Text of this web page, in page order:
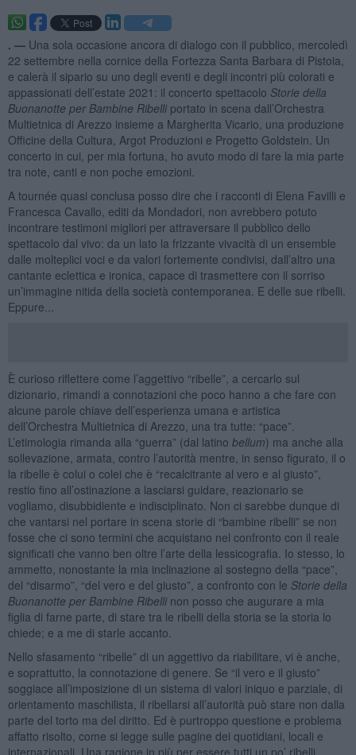
. — Una sola occasione ancora di dialogo con il pubblico, mercoledì
22 settembre nella cornice della Fortezza Santa Barbara di Pistoia,
e calerà il sipario su uno degli eventi e degli incontri più colorati e
appassionati dell’estate 2021: il concerto spettacolo Storie della
Buonanotte per Bambine Ribelliportato in scena dall’Orchestra
Multietnica di Arezzo insieme a Margherita Vicario, una produzione
Officine della Cultura, Argot Produzioni e Progetto Goldstein. Un
concerto in cui, per mia fortuna, ho avuto modo di fare la mia parte
tra note, canti e non poche emozioni.
A tournée quasi conclusa posso dire che i racconti di Elena Favilli e
Francesca Cavallo, editi da Mondadori, non avrebbero potuto
incontrare testimoni migliori per attraversare il pubblico dello
spettacolo dal vivo: da un lato la frizzante vivacità di un ensemble
dalle molteplici voci e da valori fortemente condivisi, dall’altro una
cantante eclettica e ironica, capace di trasmettere con il sorriso
un’immagine nitida della società contemporanea. E delle sue ribelli.
Eppure...
È curioso riflettere come l’aggettivo “ribelle”, a cercarlo sul
dizionario, rimandi a connotazioni che poco hanno a che fare con
alcune parole chiave dell’esperienza umana e artistica
dell’Orchestra Multietnica di Arezzo, una tra tutte: “pace”.
L’etimologia rimanda alla “guerra” (dal latino bellum) ma anche alla
sollevazione, armata, contro l’autorità mentre, in senso figurato, il o
la ribelle è colui o colei che è “recalcitrante al vero e al giusto”,
restio fino all’ostinazione a lasciarsi guidare, reazionario se
vogliamo, disubbidiente e indisciplinato. Non ci sarebbe dunque di
che vantarsi nel portare in scena storie di “bambine ribelli” se non
fosse che ci sono termini che acquistano nel confronto con il reale
significati che vanno ben oltre l’arte della lessicografia. Io stesso, lo
ammetto, nonostante la mia inclinazione al sostegno della “pace”,
del “disarmo”, “del vero e del giusto”, a confronto con le Storie della
Buonanotte per Bambine Ribellinon posso che augurare a mia
figlia di farne parte, di stare tra le ribelli della storia se la storia lo
chiede; e a me di starle accanto.
Nello sfasamento “ribelle” di un aggettivo da riabilitare, vi è anche,
e soprattutto, la connotazione di genere. Se “il vero e il giusto”
soggiace all’imposizione di un sistema di valori iniquo e parziale, di
orientamento maschilista, il ribellarsi all’autorità può stare non dalla
parte del torto ma del diritto. Ed è purtroppo questione e problema
affatto risolto, come si legge sulle pagine dei quotidiani, locali e
internazionali. Una ragione in più per essere tutti un po’ ribelli